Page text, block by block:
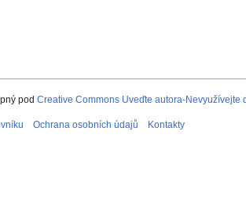
pod Creative Commons Uveďte autora-Nevyužívejte
Ochrana osobních údajů Kontakty